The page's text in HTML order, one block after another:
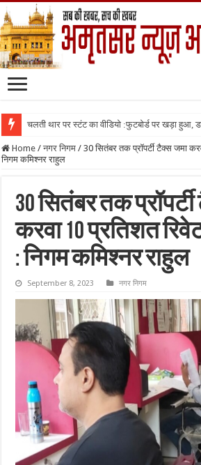
चलती थार पर स्टंट का वीडियो :फुटबोर्ड पर खड़ा हुआ,
Home / नगर निगम / 30 सितंबर तक प्रॉपर्टी टैक्स जमा
निगम कमिश्नर राहुल
30 सितंबर तक
करवा 10 प्रतिशत
: निगम कमिश्नर राहुल
September 8, 2023 नगर निगम